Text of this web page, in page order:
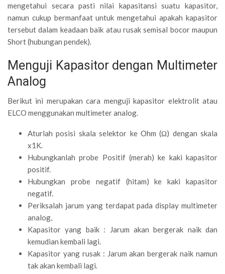
mengetahui secara pasti nilai kapasitansi suatu kapasitor,
namun cukup bermanfaat untuk mengetahui apakah kapasitor
tersebut dalam keadaan baik atau rusak semisal bocor maupun
Short (hubungan pendek).
Menguji Kapasitor dengan Multimeter
Analog
Berikut ini merupakan cara menguji kapasitor elektrolit atau
ELCO menggunakan multimeter analog.
Aturlah posisi skala selektor ke Ohm (Ω) dengan skala
x1K.
Hubungkanlah probe Positif (merah) ke kaki kapasitor
positif.
Hubungkan probe negatif (hitam) ke kaki kapasitor
negatif.
Periksalah jarum yang terdapat pada display multimeter
analog,
Kapasitor yang baik : Jarum akan bergerak naik dan
kemudian kembali lagi.
Kapasitor yang rusak : Jarum akan bergerak naik namun
tak akan kembali lagi.